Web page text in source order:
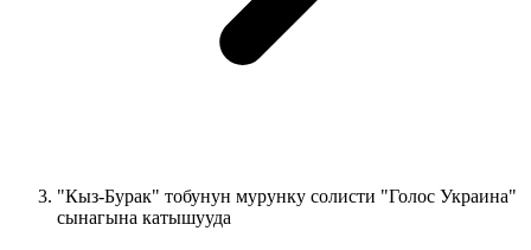
"Кыз-Бурак" тобунун мурунку солисти "Голос Украина"
сынагына катышууда